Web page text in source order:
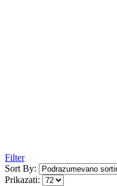
Filter
Sort By:
Prikazati: